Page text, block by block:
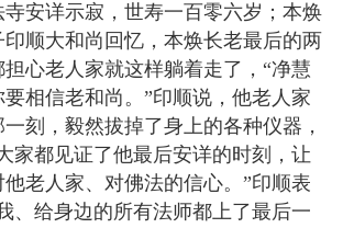
安详示寂，世寿一百零六岁；本焕
顺大和尚回忆，本焕长老最后的两
心老人家就这样躺着走了，“净慧
相信老和尚。”印顺说，他老人家
刻，毅然拔掉了身上的各种仪器，
家都见证了他最后安详的时刻，让
老人家、对佛法的信心。”印顺表
、给身边的所有法师都上了最后一